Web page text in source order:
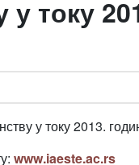
у току
у току 2013.
www.iaeste.ac.rs